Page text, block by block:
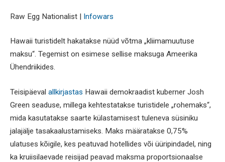
Raw Egg Nationalist | Infowars
Hawaii turistidelt hakatakse nüüd võtma „kliimamuutuse
maksu“. Tegemist on esimese sellise maksuga Ameerika
Ühendriikides.
Teisipäeval allkirjastas Hawaii demokraadist kuberner Josh
Green seaduse, millega kehtestatakse turistidele „rohemaks“,
mida kasutatakse saarte külastamisest tuleneva süsiniku
jalajälje tasakaalustamiseks. Maks määratakse 0,75%
ulatuses kõigile, kes peatuvad hotellides või üüripindadel, ning
ka kruiisilaevade reisijad peavad maksma proportsionaalse